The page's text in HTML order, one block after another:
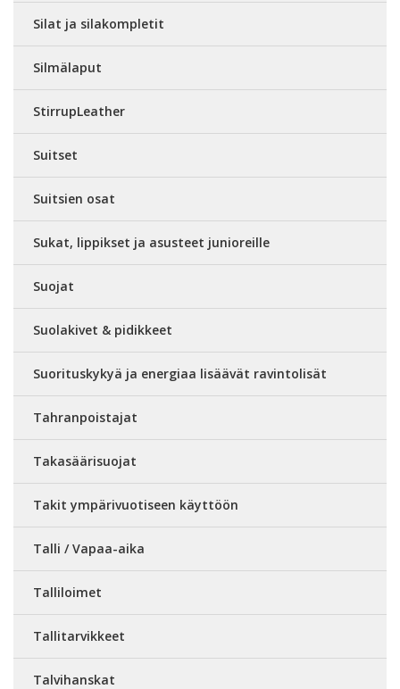
Silat ja silakompletit
Silmälaput
StirrupLeather
Suitset
Suitsien osat
Sukat, lippikset ja asusteet junioreille
Suojat
Suolakivet & pidikkeet
Suorituskykyä ja energiaa lisäävät ravintolisät
Tahranpoistajat
Takasäärisuojat
Takit ympärivuotiseen käyttöön
Talli / Vapaa-aika
Talliloimet
Tallitarvikkeet
Talvihanskat